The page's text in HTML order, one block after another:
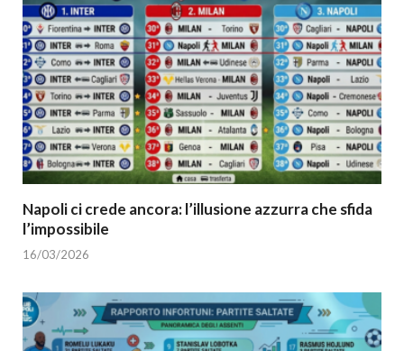
Napoli ci crede ancora: l’illusione azzurra che sfida
l’impossibile
16/03/2026